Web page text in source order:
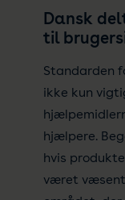
Dansk
til
Standarden
ikke kun
hjælpere.
hvis
været